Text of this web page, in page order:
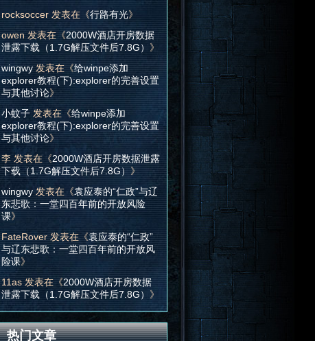
rocksoccer发表在《行路有光》
owen 发表在《2000W酒店开房数据
泄露下载（1.7G解压文件后7.8G） 》
wingwy发表在《给winpe添加
explorer教程(下):explorer的完善设置
与其他讨论》
小蚊子发表在《给winpe添加
explorer教程(下):explorer的完善设置
与其他讨论》
李发表在《2000W酒店开房数据泄露
下载（1.7G解压文件后7.8G） 》
wingwy发表在《袁应泰的“仁政”与辽
东悲歌：一堂四百年前的开放风险
课》
FateRover发表在《袁应泰的“仁政”
与辽东悲歌：一堂四百年前的开放风
险课》
11as发表在《2000W酒店开房数据
泄露下载（1.7G解压文件后7.8G） 》
热门文章